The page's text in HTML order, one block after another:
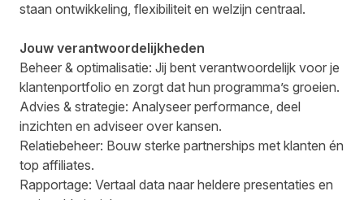
staan ontwikkeling, flexibiliteit en welzijn centraal.
Jouw verantwoordelijkheden
Beheer & optimalisatie: Jij bent verantwoordelijk voor je
klantenportfolio en zorgt dat hun programma’s groeien.
Advies & strategie: Analyseer performance, deel
inzichten en adviseer over kansen.
Relatiebeheer: Bouw sterke partnerships met klanten én
top affiliates.
Rapportage: Vertaal data naar heldere presentaties en